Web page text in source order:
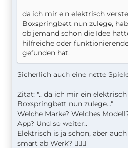
da ich mir ein elektrisch
Boxspringbett nun zulege,
ob jemand schon die Idee
hilfreiche oder
gefunden hat.
Sicherlich auch eine nette
Zitat: ".. da ich mir ein
Boxspringbett nun zulege..."
Welche Marke? Welches
App? Und so weiter..
Elektrisch is ja schön, aber
smart ab Werk? 🤷🏼‍♂️